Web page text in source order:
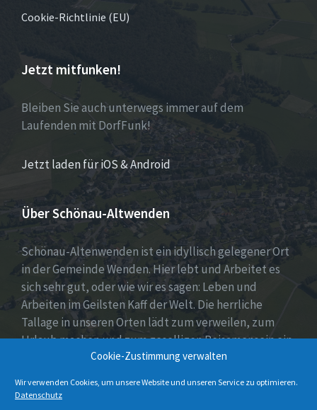
Cookie-Zustimmung verwalten
Wir verwenden Cookies, um unsere Website und unseren Service zu optimieren.
Datenschutz
Cookie-Richtlinie (EU)
Jetzt mitfunken!
Bleiben Sie auch unterwegs immer auf dem
Laufenden mit DorfFunk!
Jetzt laden für iOS & Android
Über Schönau-Altwenden
Schönau-Altenwenden ist ein idyllisch gelegener Ort
in der Gemeinde Wenden. Hier lebt und Arbeitet es
sich sehr gut, oder wie wir es sagen: Leben und
Arbeiten im Geilsten Kaff der Welt. Die herrliche
Tallage in unseren Orten lädt zum verweilen, zum
Urlaub machen und zum geselligen Beisamensein ein.
Dies wird auch durch unser aktives Vereinsleben
unter Beweis gestellt.